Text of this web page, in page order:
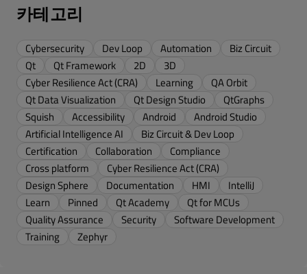
카테고리
Cybersecurity Dev Loop Automation
Biz Circuit
Qt
Qt Framework 2D
3D
Cyber Resilience Act (CRA)
Learning
QA Orbit
Qt Data Visualization
Qt Design Studio
QtGraphs
Squish
Accessibility Android
Android Studio
Artificial Intelligence AI
Biz Circuit & Dev Loop
Certification
Collaboration
Compliance
Cross platform
Cyber Resilience Act (CRA)
Design Sphere
Documentation HMI
IntelliJ
Learn
Pinned Qt Academy
Qt for MCUs
Quality Assurance
Security
Software Development
Training
Zephyr